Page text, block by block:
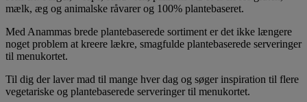
mælk, æg og animalske råvarer og 100% plantebaseret.
Med Anammas brede plantebaserede sortiment er det ikke længere
noget problem at kreere lækre, smagfulde plantebaserede serveringer
til menukortet.
Til dig der laver mad til mange hver dag og søger inspiration til flere
vegetariske og plantebaserede serveringer til menukortet.